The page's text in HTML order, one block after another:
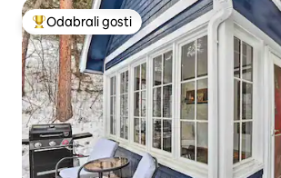
Među najviše rangiranima s oznakom
Odabrali gosti